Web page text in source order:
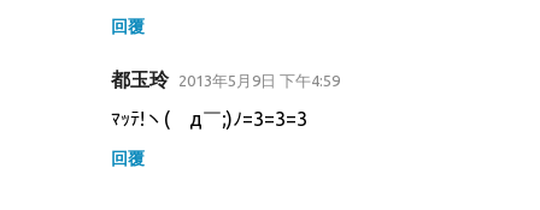
回覆
都玉玲 2013年5月9日 下午4:59
ﾏｯﾃ!ヽ(￣д￣;)ﾉ=3=3=3
回覆